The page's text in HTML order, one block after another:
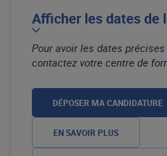
Afficher les dates de
Pour avoir les dates
contactez votre centre de
DÉPOSER MA CANDIDATURE
EN SAVOIR PLUS